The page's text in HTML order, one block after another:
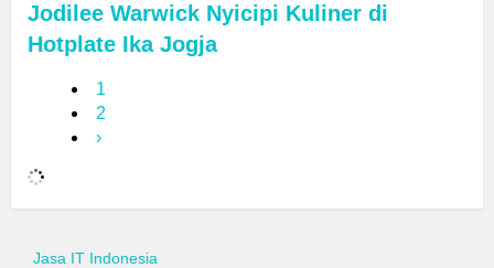
Jodilee Warwick Nyicipi Kuliner di
Hotplate Ika Jogja
1
2
›
Jasa IT Indonesia